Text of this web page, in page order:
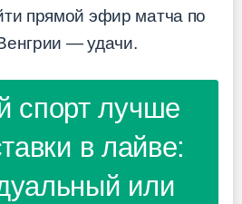
прямой эфир матча по
— удачи.
спорт лучше
в лайве:
или